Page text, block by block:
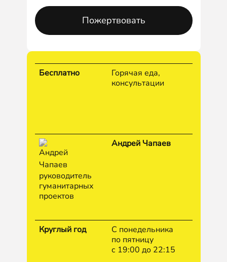
Пожертвовать
Круглый год
С понедельника
по пятницу
с 19:00 до 22:15
Бесплатно
Горячая еда,
консультации
Андрей Чапаев
руководитель
гуманитарных
проектов